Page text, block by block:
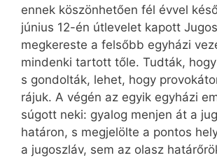
ennek köszönhetően fél évvel
június 12-én útlevelet kapott
megkereste a felsőbb egyházi
mindenki tartott tőle. Tudták,
s gondolták, lehet, hogy
rájuk. A végén az egyik egyházi
súgott neki: gyalog menjen át a
határon, s megjelölte a pontos
a jugoszláv, sem az olasz